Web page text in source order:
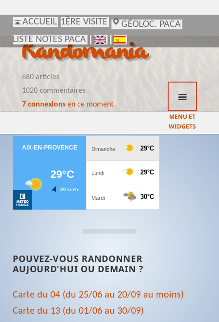
ACCUEIL 1ÈRE VISITE
GÉOLOC. PACA
LISTE NOTES PACA
Randomania
680 articles
1020 commentaires
7 connexionsen ce moment
MENU ET
WIDGETS
POUVEZ-VOUS RANDONNER
AUJOURD'HUI OU DEMAIN ?
Carte du 04 (du 25/06 au 20/09 au moins)
Carte du 13 (du 01/06 au 30/09)
ACCUEIL 1ÈRE VISITE
GÉOLOC. PACA
LISTE NOTES PACA